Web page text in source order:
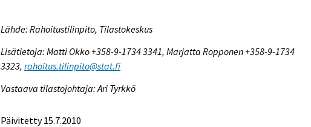
Lähde: Rahoitustilinpito, Tilastokeskus
Lisätietoja: Matti Okko +358-9-1734 3341, Marjatta Ropponen +358-9-1734
3323,rahoitus.tilinpito@stat.fi
Vastaava tilastojohtaja: Ari Tyrkkö
Päivitetty 15.7.2010